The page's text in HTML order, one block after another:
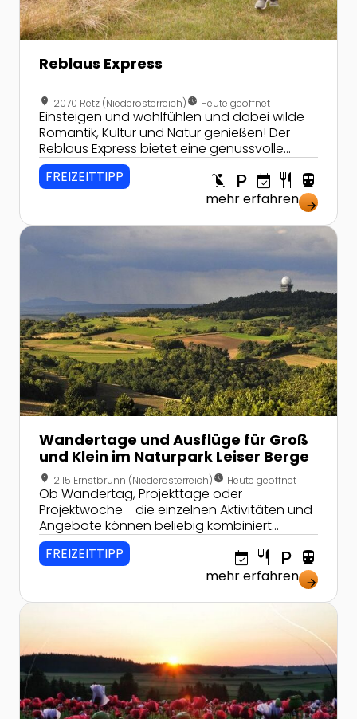
Reblaus Express
location_on 2070 Retz (Niederösterreich)nest_clock_farsight_analog Heute geöffnet
Einsteigen und wohlfühlen und dabei wilde
Romantik, Kultur und Natur genießen! Der
Reblaus Express bietet eine genussvolle
Reise zwischen Retz und Drosendorf.
FREIZEITTIPP child_friendly local_parking event_available restaurant directions_transit
mehr erfahren arrow_forward
Zur Detailseite von Wandertage und Ausflüge für
Wandertage und Ausflüge für Groß
und Klein im Naturpark Leiser Berge
location_on 2115 Ernstbrunn (Niederösterreich)nest_clock_farsight_analog Heute geöffnet
Ob Wandertag, Projekttage oder
Projektwoche - die einzelnen Aktivitäten und
Angebote können beliebig kombiniert
werden.
FREIZEITTIPP event_available restaurant local_parking directions_transit
mehr erfahren arrow_forward
Zur Detailseite von Mohnlehrpfad im Mohndorf